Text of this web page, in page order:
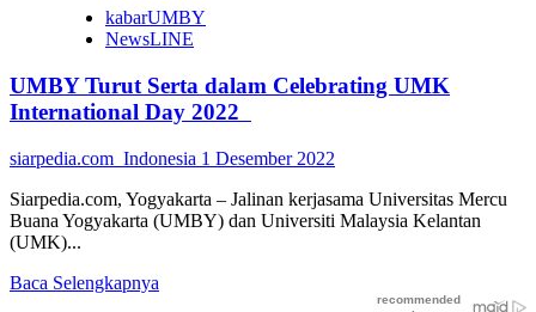
kabarUMBY
NewsLINE
UMBY Turut Serta dalam Celebrating UMK
International Day 2022
siarpedia.com_Indonesia 1 Desember 2022
Siarpedia.com, Yogyakarta – Jalinan kerjasama Universitas Mercu
Buana Yogyakarta (UMBY) dan Universiti Malaysia Kelantan
(UMK)...
Baca Selengkapnya